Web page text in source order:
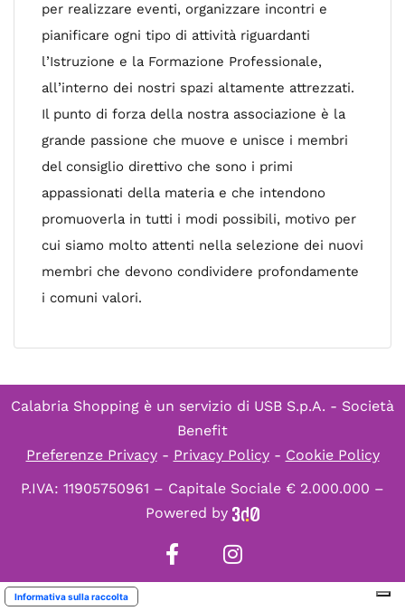
per realizzare eventi, organizzare incontri e
pianificare ogni tipo di attività riguardanti
l’Istruzione e la Formazione Professionale,
all’interno dei nostri spazi altamente attrezzati.
Il punto di forza della nostra associazione è la
grande passione che muove e unisce i membri
del consiglio direttivo che sono i primi
appassionati della materia e che intendono
promuoverla in tutti i modi possibili, motivo per
cui siamo molto attenti nella selezione dei nuovi
membri che devono condividere profondamente
i comuni valori.
Calabria Shopping è un servizio di USB S.p.A. - Società
Benefit
Preferenze Privacy- Privacy Policy- Cookie Policy
P.IVA: 11905750961 – Capitale Sociale € 2.000.000 –
Powered by
Informativa sulla raccolta